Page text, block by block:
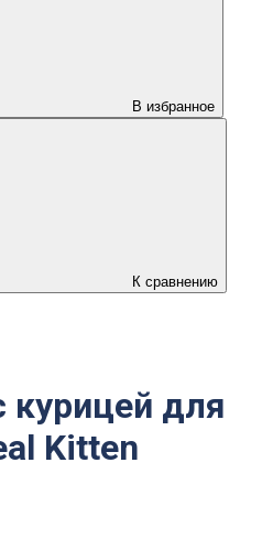
В избранное
К сравнению
курицей для
Kitten